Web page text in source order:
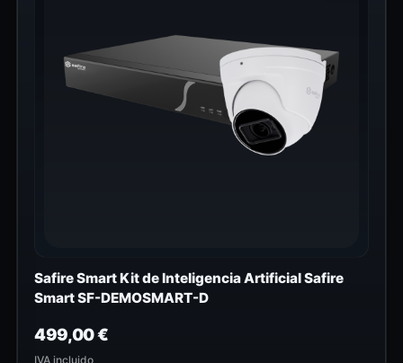
Safire Smart Kit de Inteligencia Artificial Safire
Smart SF-DEMOSMART-D
499,00€
IVA incluido